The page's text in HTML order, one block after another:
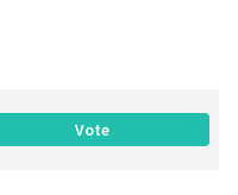
VoteProposta z - fazer w